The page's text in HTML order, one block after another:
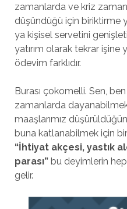
zamanlarda ve kriz
düşündüğü için biriktirme
ya kişisel servetini
yatırım olarak tekrar işine
ödevim farklıdır.
Burası çokomelli. Sen,
zamanlarda
maaşlarımız
buna katlanabilmek için
“İhtiyat akçesi, yastık
parası”bu deyimlerin
gelir.